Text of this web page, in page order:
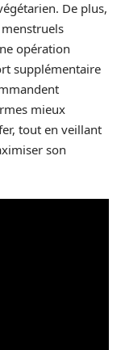
De plus,
opération
supplémentaire
mieux
tout en veillant
son